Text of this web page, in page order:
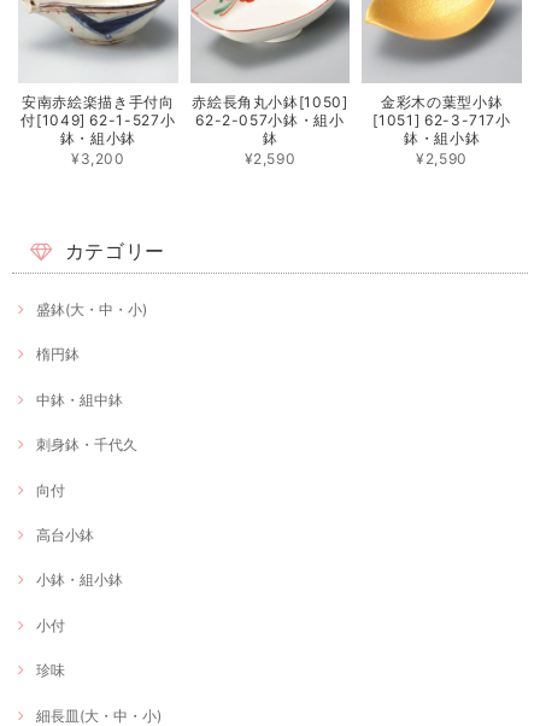
安南赤絵楽描き手付向
付[1049] 62-1-527小
鉢・組小鉢
¥3,200
赤絵長角丸小鉢[1050]
62-2-057小鉢・組小
鉢
¥2,590
金彩木の葉型小鉢
[1051] 62-3-717小
鉢・組小鉢
¥2,590
カテゴリー
盛鉢(大・中・小)
楕円鉢
中鉢・組中鉢
刺身鉢・千代久
向付
高台小鉢
小鉢・組小鉢
小付
珍味
細長皿(大・中・小)